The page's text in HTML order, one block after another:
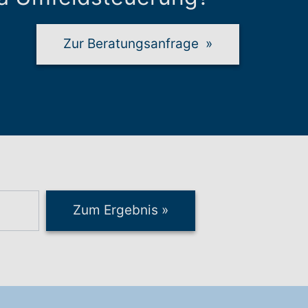
Zur Beratungsanfrage »
Zum Ergebnis »